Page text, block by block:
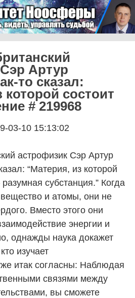
Ноосферы
Артур
то сказал:
которой состоит
# 219968
03-10 15:13:02
астрофизик Сэр Артур
“Материя, из которой
субстанция.” Когда
и атомы, они не
Вместо этого они
энергии и
однажды наука докажет
изучает
итак согласны: Наблюдая
связями между
вы сможете